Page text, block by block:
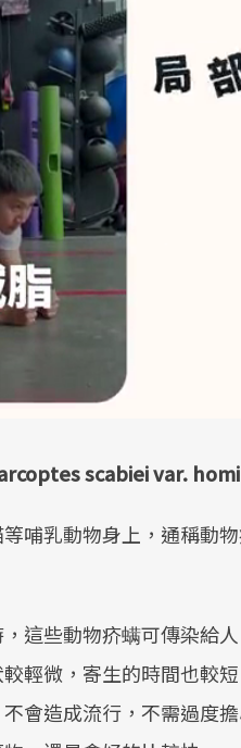
scabiei var.
哺乳動物身上，通稱動
這些動物疥螨可傳染給
輕微，寄生的時間也較
會造成流行，不需過度